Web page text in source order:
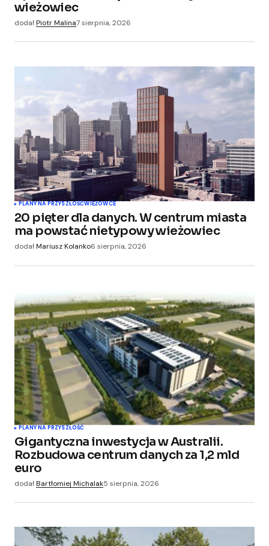
Zapamiętaj moje dane w tej przeglądarce
podczas pisania kolejnych komentarzy.
Submit Comment
wieżowiec
dodałPiotr Malina7 sierpnia, 2026
PLANY NA PRZYSZŁOŚĆWIEŻOWCE
20 pięter dla danych. W centrum miasta
ma powstać nietypowy wieżowiec
dodałMariusz Kolanko6 sierpnia, 2026
PLANY NA PRZYSZŁOŚĆ
Gigantyczna inwestycja w Australii.
Rozbudowa centrum danych za 1,2 mld
euro
dodałBartłomiej Michalak5 sierpnia, 2026